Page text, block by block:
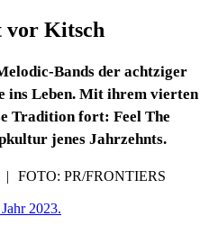
vor Kitsch
Bands der achtziger
ins Leben. Mit ihrem vierten
Tradition fort: Feel The
jenes Jahrzehnts.
| FOTO: PR/FRONTIERS